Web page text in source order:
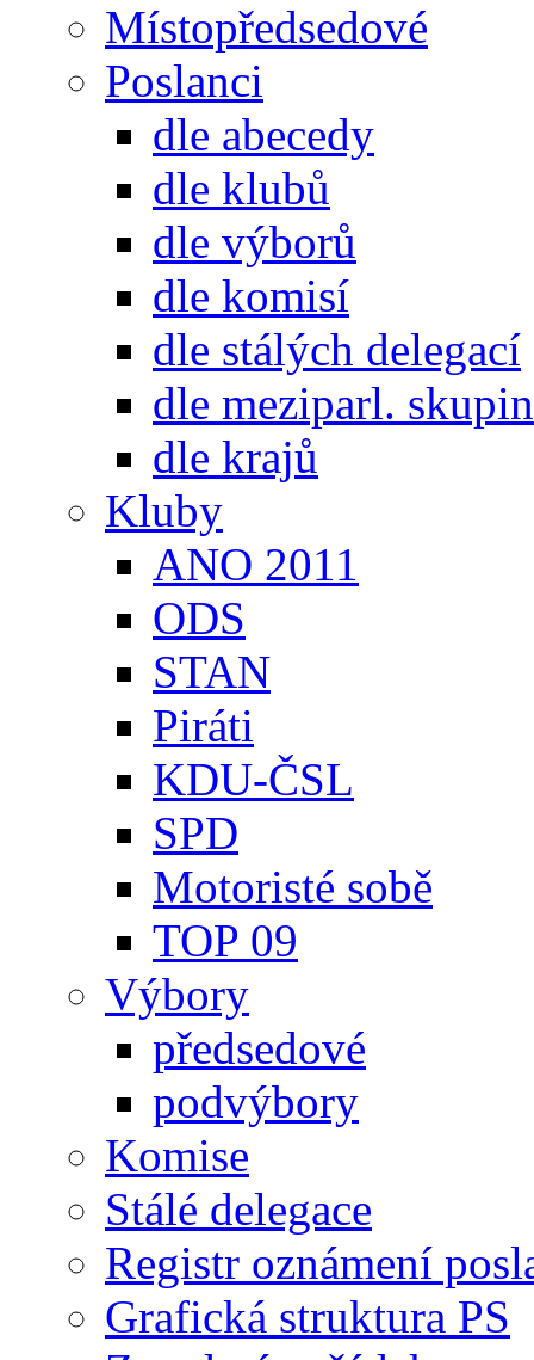
Místopředsedové
Poslanci
dle abecedy
dle klubů
dle výborů
dle komisí
dle stálých delegací
dle meziparl. skupin
dle krajů
Kluby
ANO 2011
ODS
STAN
Piráti
KDU-ČSL
SPD
Motoristé sobě
TOP 09
Výbory
předsedové
podvýbory
Komise
Stálé delegace
Registr oznámení
Grafická struktura PS